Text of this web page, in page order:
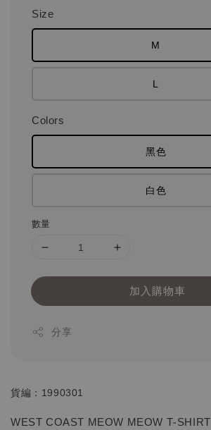
Size
M
L
Colors
黑色
白色
數量
加入購物車
分享
貨編：1990301
WEST COAST MEOW MEOW T-SHIRT